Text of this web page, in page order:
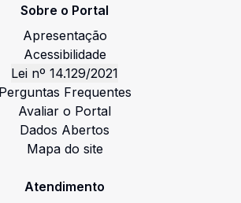
Sobre o Portal
Apresentação
Acessibilidade
Lei nº 14.129/2021
Perguntas Frequentes
Avaliar o Portal
Dados Abertos
Mapa do site
Atendimento